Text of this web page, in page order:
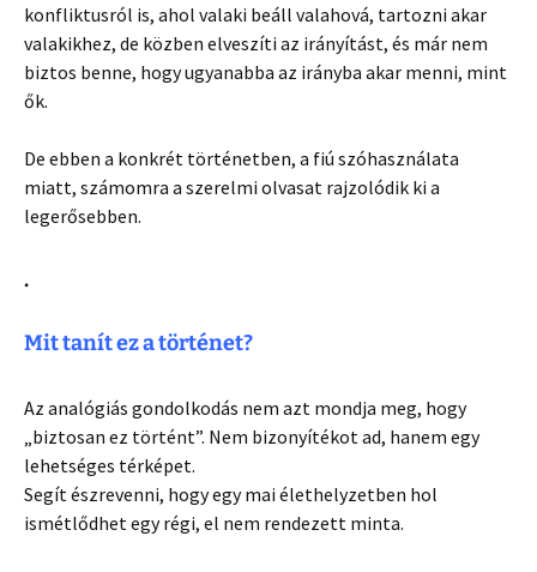
konfliktusról is, ahol valaki beáll valahová, tartozni akar
valakikhez, de közben elveszíti az irányítást, és már nem
biztos benne, hogy ugyanabba az irányba akar menni, mint
ők.
De ebben a konkrét történetben, a fiú szóhasználata
miatt, számomra a szerelmi olvasat rajzolódik ki a
legerősebben.
.
Mit tanít ez a történet?
Az analógiás gondolkodás nem azt mondja meg, hogy
„biztosan ez történt”. Nem bizonyítékot ad, hanem egy
lehetséges térképet.
Segít észrevenni, hogy egy mai élethelyzetben hol
ismétlődhet egy régi, el nem rendezett minta.